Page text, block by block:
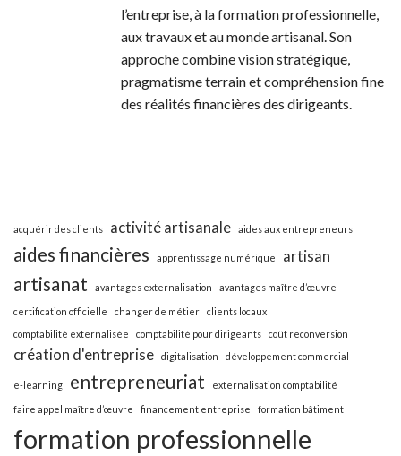
l’entreprise, à la formation professionnelle,
aux travaux et au monde artisanal. Son
approche combine vision stratégique,
pragmatisme terrain et compréhension fine
des réalités financières des dirigeants.
acquérir des clients activité artisanale aides aux entrepreneurs
aides financières apprentissage numérique artisan
artisanat avantages externalisation avantages maître d’œuvre
certification officielle changer de métier
clients locaux
comptabilité externalisée
comptabilité pour dirigeants coût reconversion
création d'entreprise digitalisation développement commercial
e-learning entrepreneuriat externalisation comptabilité
faire appel maître d’œuvre financement entreprise formation bâtiment
formation professionnelle